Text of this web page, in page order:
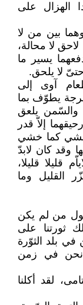
الهزال على
بين من لا
لا محالة،
يسير ما
لا يلحق.
آوى إلى
يطوّف بما
يلعق
إلاّ قدر
خشي كما خشي
وقد كان لابدّ
قليلا قليلا،
القليل وما
من لم يكن
ثورتنا على
في بلد الثوّرة
نحن في زمن
لقد أكلنا